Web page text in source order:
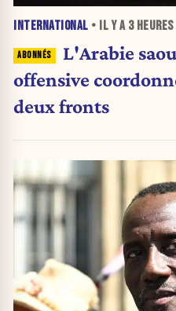
INTERNATIONAL • IL Y A 3 HEURES
L'Arabie
offensive
deux fronts